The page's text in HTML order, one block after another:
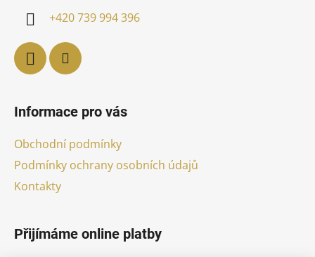
+420 739 994 396
Informace pro vás
Obchodní podmínky
Podmínky ochrany osobních údajů
Kontakty
Přijímáme online platby